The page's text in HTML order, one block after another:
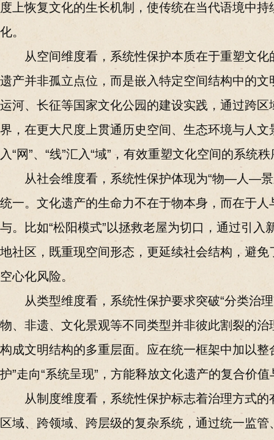
度上恢复文化的生长机制，使传统在当代语境中持
化。
从空间维度看，系统性保护本质在于重塑文化
遗产并非孤立点位，而是嵌入特定空间结构中的文
运河、长征等国家文化公园的建设实践，通过跨区
界，在更大尺度上贯通历史空间、生态环境与人文
入“网”、“线”汇入“域”，有效重塑文化空间的系统
从社会维度看，系统性保护体现为“物—人—
统一。文化遗产的生命力不在于物本身，而在于人
与。比如“松阳模式”以拯救老屋为切口，通过引入
地社区，既重现空间形态，更延续社会结构，避免
空心化风险。
从类型维度看，系统性保护要求突破“分类治
物、非遗、文化景观等不同类型并非彼此割裂的治
构成文明结构的多重层面。应在统一框架中加以整
护”走向“系统呈现”，方能释放文化遗产的复合价
从制度维度看，系统性保护标志着治理方式的
区域、跨领域、跨层级的复杂系统，通过统一监